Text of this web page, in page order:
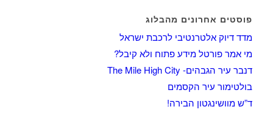
פוסטים אחרונים מהבלוג
מדד דיוק אלטרנטיבי לרכבת ישראל
מי אמר פורטל מידע פתוח ולא קיבל?
דנבר עיר הגבהים- The Mile High City
בולטימור עיר הקסמים
ד”ש מוושינגטון הבירה!